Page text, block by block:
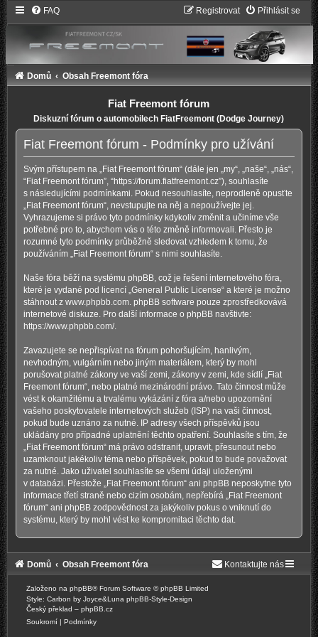
FAQ Přihlásit se
Registrovat
Domů Obsah Freemont fóra
Fiat Freemont fórum
Diskuzní fórum o automobilech FiatFreemont (Dodge Journey)
Fiat Freemont fórum - Podmínky pro užívání
Svým přístupem na „Fiat Freemont fórum“ (dále jen „my“, „naše“, „nás“,
“Fiat Freemont fórum”, “https://forum.fiatfreemont.cz”), souhlasíte
s následujícími podmínkami. Pokud nesouhlasíte, neprodleně opusťte
„Fiat Freemont fórum“, nevstupujte na něj a nepoužívejte jej.
Vyhrazujeme si právo tyto podmínky kdykoliv změnit a učiníme vše
potřebné pro to, abychom vás o této změně informovali. Přesto je
rozumné tyto podmínky průběžně sledovat vzhledem k tomu, že
používáním „Fiat Freemont fórum“ s nimi souhlasíte.
Naše fóra běží na systému phpBB, což je řešení internetového fóra,
které je vydané pod licencí „ General Public License“ a které je možno
stáhnout z www.phpbb.com. phpBB software pouze zprostředkovává
internetové diskuze. Pro další informace o phpBB navštivte:
https://www.phpbb.com/.
Zavazujete se nepřispívat na fórum pohoršujícím, hanlivým,
nevhodným, vulgárním nebo jiným materiálem, který by mohl
porušovat platné zákony ve vaší zemi, zákony v zemi, kde sídlí „Fiat
Freemont fórum“, nebo platné mezinárodní právo. Tato činnost může
vést k okamžitému a trvalému vykázání z fóra a/nebo upozornění
vašeho poskytovatele internetových služeb (ISP) na vaši činnost,
pokud bude uznáno za nutné. IP adresy všech příspěvků jsou
ukládány pro případné uplatnění těchto opatření. Souhlasíte s tím, že
„Fiat Freemont fórum“ má právo odstranit, upravit, přesunout nebo
uzamknout jakékoliv téma nebo příspěvek, pokud to bude považovat
za nutné. Jako uživatel souhlasíte se všemi údaji uloženými
v databázi. Přestože „Fiat Freemont fórum“ ani phpBB neposkytne tyto
informace třetí straně nebo cizím osobám, nepřebírá „Fiat Freemont
fórum“ ani phpBB zodpovědnost za jakýkoliv pokus o vniknutí do
systému, který by mohl vést ke kompromitaci těchto dat.
Domů Obsah Freemont fóra Kontaktujte nás
Založeno na phpBB® Forum Software © phpBB Limited
Style: Carbon by Joyce&Luna phpBB-Style-Design
Český překlad – phpBB.cz
Soukromí | Podmínky